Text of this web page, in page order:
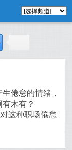
倦怠的情绪，
木有？
这种职场倦怠